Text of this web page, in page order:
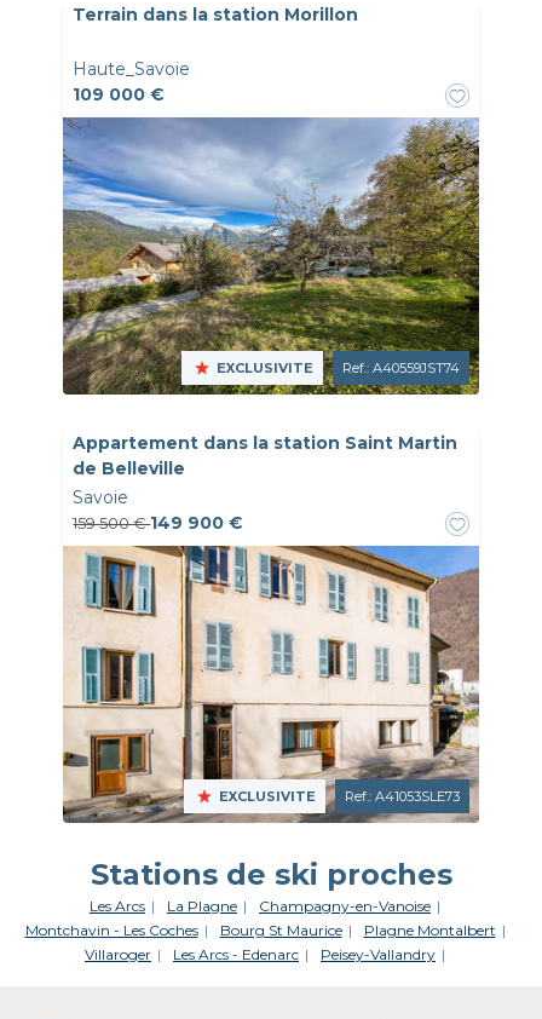
Terrain dans la station Morillon
Haute_Savoie
109 000 €
EXCLUSIVITE Ref.: A40559JST74
Appartement dans la station Saint Martin
de Belleville
Savoie
159 500 €149 900 €
EXCLUSIVITE Ref.: A41053SLE73
Stations de ski proches
Les Arcs La Plagne
Champagny-en-Vanoise
Montchavin - Les Coches
Bourg St Maurice
Plagne Montalbert
Villaroger
Les Arcs - Edenarc Peisey-Vallandry